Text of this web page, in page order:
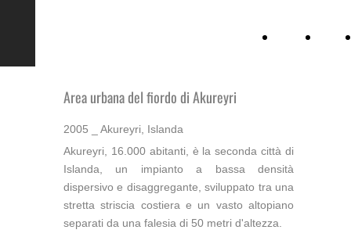
Area urbana del fiordo di Akureyri
2005 _ Akureyri, Islanda
Akureyri, 16.000 abitanti, è la seconda città di
Islanda, un impianto a bassa densità
dispersivo e disaggregante, sviluppato tra una
stretta striscia costiera e un vasto altopiano
separati da una falesia di 50 metri d'altezza.